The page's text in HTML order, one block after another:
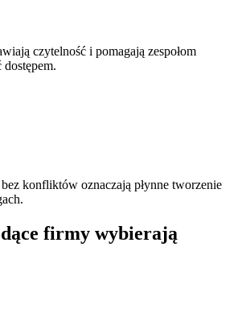
czytelność i pomagają zespołom
dostępem.
konfliktów oznaczają płynne tworzenie
firmy wybierają